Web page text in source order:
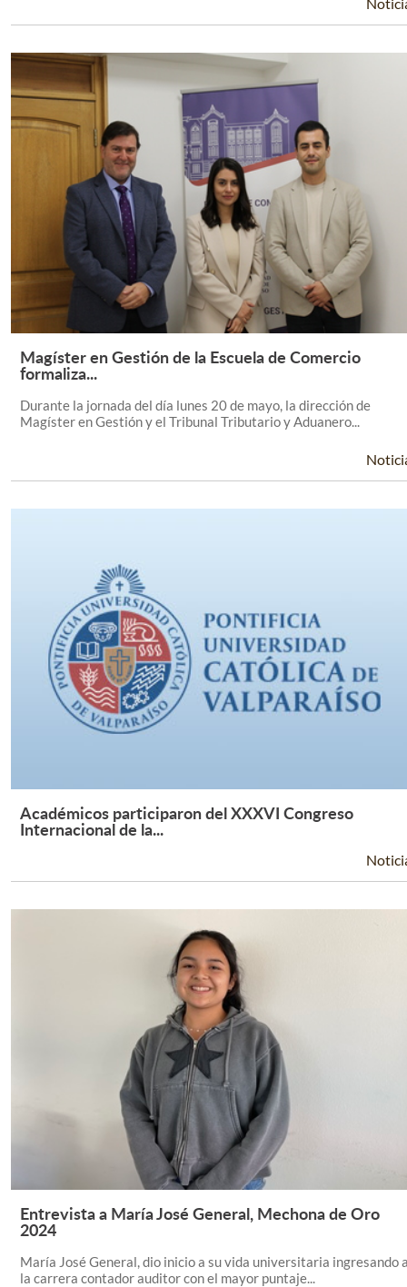
Leer Más +
Magíster en Gestión de la Escuela de Comercio
formaliza...
Durante la jornada del día lunes 20 de mayo, la dirección de
Magíster en Gestión y el Tribunal Tributario y Aduanero...
Leer Más +
Académicos participaron del XXXVI Congreso
Internacional de la...
Leer Más +
Entrevista a María José General, Mechona de Oro
2024
María José General, dio inicio a su vida universitaria ingresando
la carrera contador auditor con el mayor puntaje...